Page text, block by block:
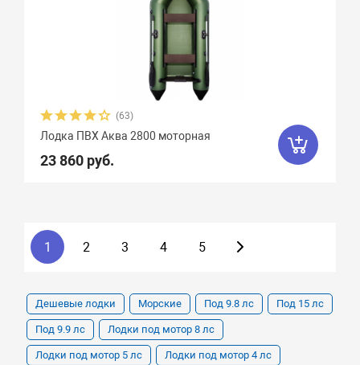
(63)
Лодка ПВХ Аква 2800 моторная
23 860 руб.
1 2 3 4 5
Дешевые лодки Морские Под 9.8 лс Под 15 лс
Под 9.9 лс Лодки под мотор 8 лс
Лодки под мотор 5 лс Лодки под мотор 4 лс